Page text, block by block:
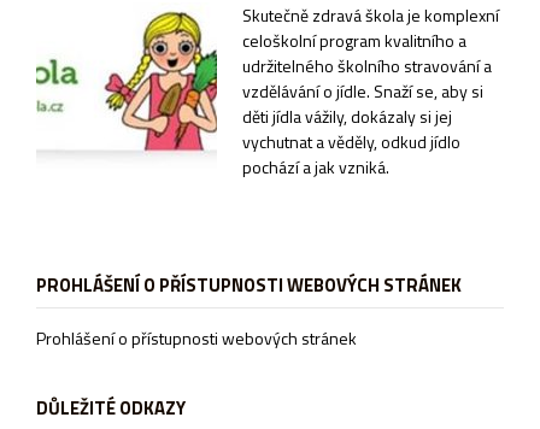
Skutečně zdravá škola je komplexní
celoškolní program kvalitního a
udržitelného školního stravování a
vzdělávání o jídle. Snaží se, aby si
děti jídla vážily, dokázaly si jej
vychutnat a věděly, odkud jídlo
pochází a jak vzniká.
PROHLÁŠENÍ O PŘÍSTUPNOSTI WEBOVÝCH STRÁNEK
Prohlášení o přístupnosti webových stránek
DŮLEŽITÉ ODKAZY